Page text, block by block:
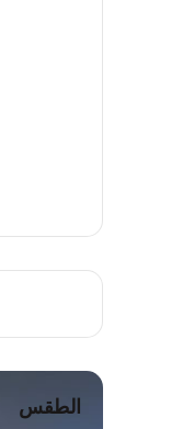
الطقس